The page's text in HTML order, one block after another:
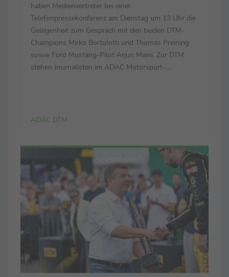
haben Medienvertreter bei einer
Telefonpressekonferenz am Dienstag um 13 Uhr die
Gelegenheit zum Gespräch mit den beiden DTM-
Champions Mirko Bortolotti und Thomas Preining
sowie Ford Mustang-Pilot Arjun Maini. Zur DTM
stehen Journalisten im ADAC Motorsport-
ADAC DTM